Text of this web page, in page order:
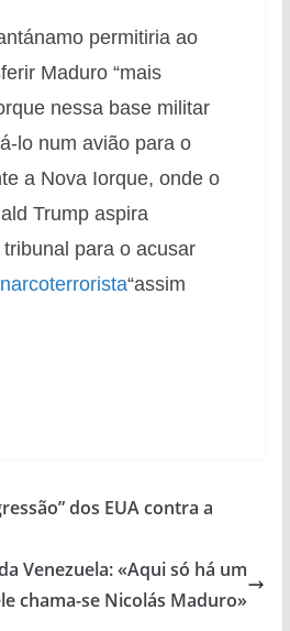
permitiria ao
Maduro “mais
nessa base militar
lo num avião para o
a Nova Iorque, onde o
Trump aspira
para o acusar
narcoterrorista“assim
dos EUA contra a
Venezuela: «Aqui só há um
chama-se Nicolás Maduro»